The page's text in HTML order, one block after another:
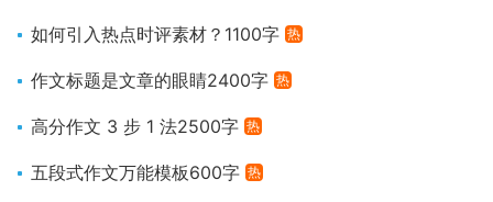
如何引入热点时评素材？1100字 热
作文标题是文章的眼睛2400字 热
高分作文 3 步 1 法2500字 热
五段式作文万能模板600字 热